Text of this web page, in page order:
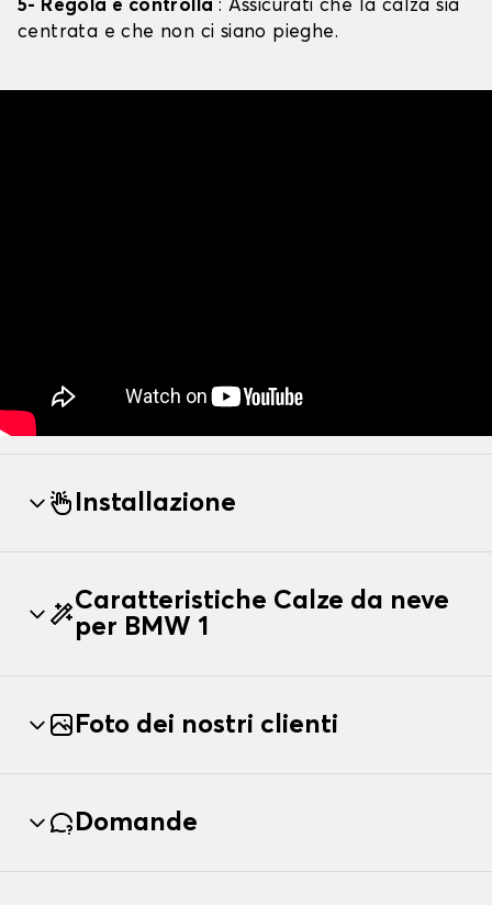
5- Regola e controlla : Assicurati che la calza sia
centrata e che non ci siano pieghe.
Installazione
Caratteristiche Calze da neve
per BMW 1
Foto dei nostri clienti
Domande